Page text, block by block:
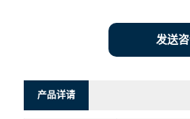
发送
产品详请